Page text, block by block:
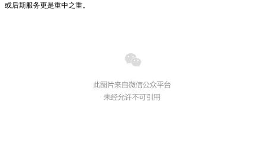
或后期服务更是重中之重。